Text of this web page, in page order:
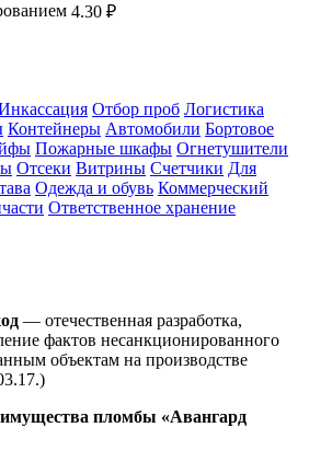
4.30 ₽
Отбор проб Логистика
Контейнеры Автомобили Бортовое
Пожарные шкафы Огнетушители
Отсеки Витрины Счетчики Для
Одежда и обувь Коммерческий
Ответственное хранение
— отечественная разработка,
фактов несанкционированного
объектам на производстве
пломбы «Авангард